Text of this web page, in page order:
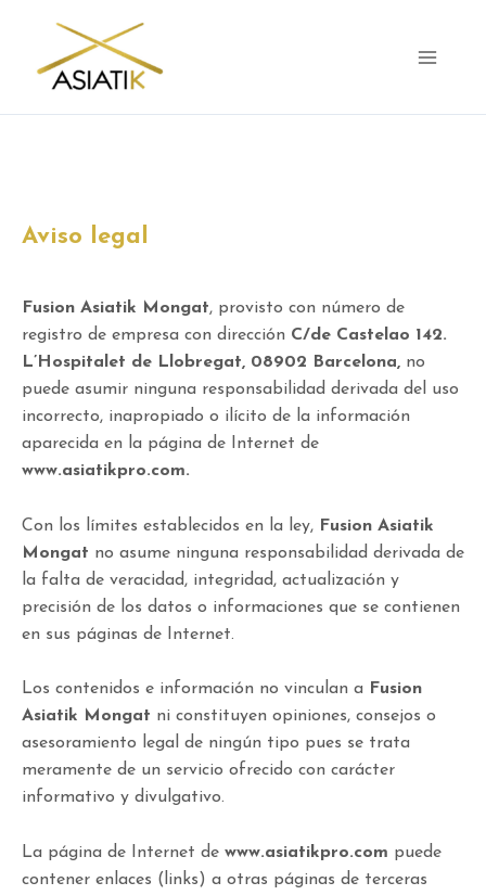
contenido
Menu
Aviso legal
Fusion Asiatik Mongat, provisto con número de
registro de empresa con dirección C/de Castelao 142.
L’Hospitalet de Llobregat, 08902 Barcelona, no
puede asumir ninguna responsabilidad derivada del uso
incorrecto, inapropiado o ilícito de la información
aparecida en la página de Internet de
www.asiatikpro.com.
Con los límites establecidos en la ley, Fusion Asiatik
Mongat no asume ninguna responsabilidad derivada de
la falta de veracidad, integridad, actualización y
precisión de los datos o informaciones que se contienen
en sus páginas de Internet.
Los contenidos e información no vinculan a Fusion
Asiatik Mongat ni constituyen opiniones, consejos o
asesoramiento legal de ningún tipo pues se trata
meramente de un servicio ofrecido con carácter
informativo y divulgativo.
La página de Internet de www.asiatikpro.com puede
contener enlaces (links) a otras páginas de terceras